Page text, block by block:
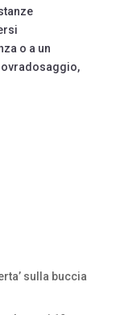
o a un
sulla buccia